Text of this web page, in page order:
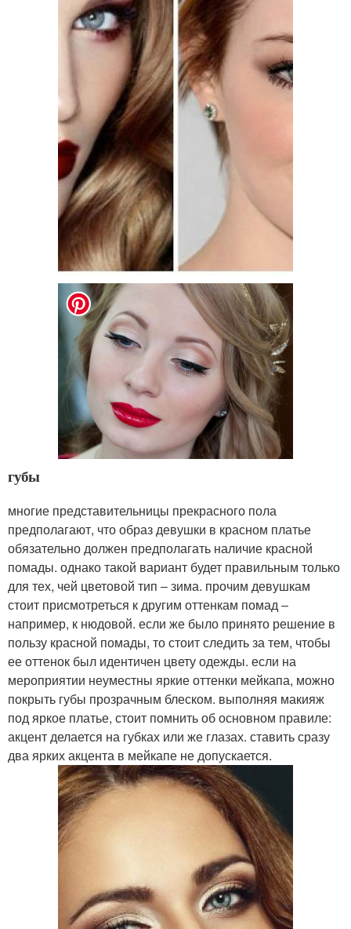
губы
многие представительницы прекрасного пола
предполагают, что образ девушки в красном платье
обязательно должен предполагать наличие красной
помады. однако такой вариант будет правильным только
для тех, чей цветовой тип ‒ зима. прочим девушкам
стоит присмотреться к другим оттенкам помад ‒
например, к нюдовой. если же было принято решение в
пользу красной помады, то стоит следить за тем, чтобы
ее оттенок был идентичен цвету одежды. если на
мероприятии неуместны яркие оттенки мейкапа, можно
покрыть губы прозрачным блеском. выполняя макияж
под яркое платье, стоит помнить об основном правиле:
акцент делается на губках или же глазах. ставить сразу
два ярких акцента в мейкапе не допускается.